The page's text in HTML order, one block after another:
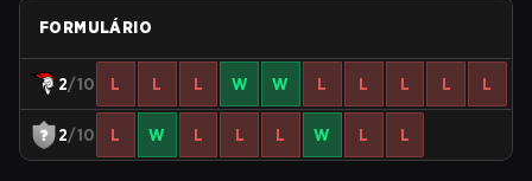
FORMULÁRIO
2/10 L L L W W L L L L L
2/10 L W L L L W L L